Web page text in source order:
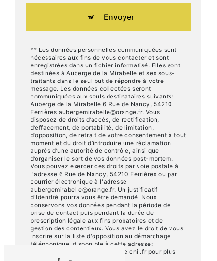
Envoyer
** Les données personnelles communiquées sont
nécessaires aux fins de vous contacter et sont
enregistrées dans un fichier informatisé. Elles sont
destinées à Auberge de la Mirabelle et ses sous-
traitants dans le seul but de répondre à votre
message. Les données collectées seront
communiquées aux seuls destinataires suivants:
Auberge de la Mirabelle 6 Rue de Nancy, 54210
Ferrières aubergemirabelle@orange.fr. Vous
disposez de droits d’accès, de rectification,
d’effacement, de portabilité, de limitation,
d’opposition, de retrait de votre consentement à tout
moment et du droit d’introduire une réclamation
auprès d’une autorité de contrôle, ainsi que
d’organiser le sort de vos données post-mortem.
Vous pouvez exercer ces droits par voie postale à
l'adresse 6 Rue de Nancy, 54210 Ferrières ou par
courrier électronique à l'adresse
aubergemirabelle@orange.fr. Un justificatif
d'identité pourra vous être demandé. Nous
conservons vos données pendant la période de
prise de contact puis pendant la durée de
prescription légale aux fins probatoires et de
gestion des contentieux. Vous avez le droit de vous
inscrire sur la liste d'opposition au démarchage
téléphonique, disponible à cette adresse:
. Consultez le site cnil.fr pour plus
d’informations sur vos droits.